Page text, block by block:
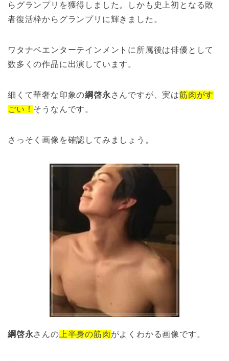
らグランプリを獲得しました。しかも史上初となる敗
者復活枠からグランプリに輝きました。
ワタナベエンターテインメントに所属後は俳優として
数多くの作品に出演しています。
細くて華奢な印象の綱啓永 さんですが、実は筋肉がす
ごい！ そうなんです。
さっそく画像を確認してみましょう。
綱啓永さんの 上半身の筋肉がよくわかる画像です。